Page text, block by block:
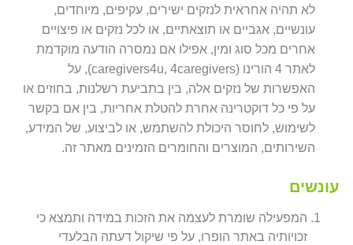
לא תהיה אחראית לנזקים ישירים, עקיפים, מיוחדים,
עונשיים, אגביים או תוצאתיים, או לכל נזקים או פיצויים
אחרים מכל סוג ומין, אפילו אם נמסרה הודעה מוקדמת
לאתר 4 הורינו (caregivers4u, 4caregivers), על
האפשרות של נזקים אלה, בין בתביעת רשלנות, בחוזים או
על פי כל דוקטרינה אחרת להטלת אחריות, בין אם בקשר
לשימוש, לחוסר היכולת להשתמש, או לביצוע, של המידע,
השירותים, המוצרים והחומרים הזמינים מאתר זה.
עונשים
המפעילה שומרת לעצמה את הזכות במידה ותמצא כי
זכויותיה באתר הופרו, על פי שיקול דעתה הבלעדי